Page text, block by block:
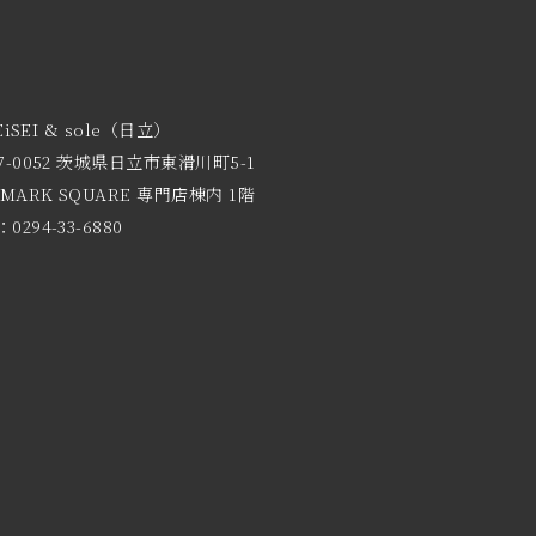
& sole（日立）
0052 茨城県日立市東滑川町5-1
SQUARE 専門店棟内 1階
0294-33-6880